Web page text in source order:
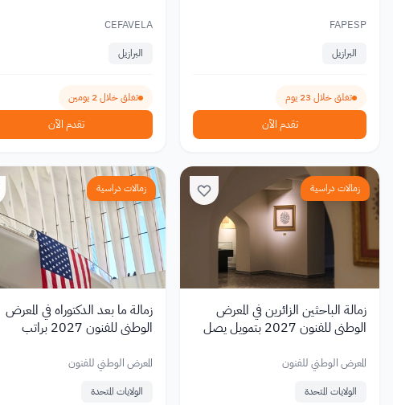
FAPESP
البرازيل
تغلق خلال 23 يوم
تقدم الآن
CEFAVELA
البرازيل
تغلق خلال 2 يومين
تقدم الآن
زمالات دراسية
زمالة الباحثين الزائرين في المعرض
الوطني للفنون 2027 بتمويل يصل
المعرض الوطني للفنون
الولايات المتحدة
زمالات دراسية
زمالة ما بعد الدكتوراه في المعرض
الوطني للفنون 2027 براتب
المعرض الوطني للفنون
الولايات المتحدة